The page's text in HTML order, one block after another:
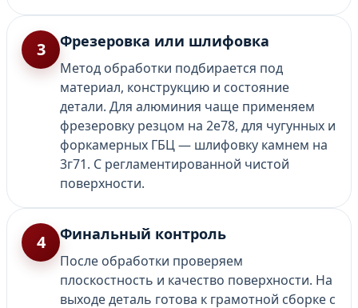
3 Фрезеровка или шлифовка
Метод обработки подбирается под
материал, конструкцию и состояние
детали. Для алюминия чаще применяем
фрезеровку резцом на 2е78, для чугунных и
форкамерных ГБЦ — шлифовку камнем на
3г71. С регламентированной чистой
поверхности.
4 Финальный контроль
После обработки проверяем
плоскостность и качество поверхности. На
выходе деталь готова к грамотной сборке с